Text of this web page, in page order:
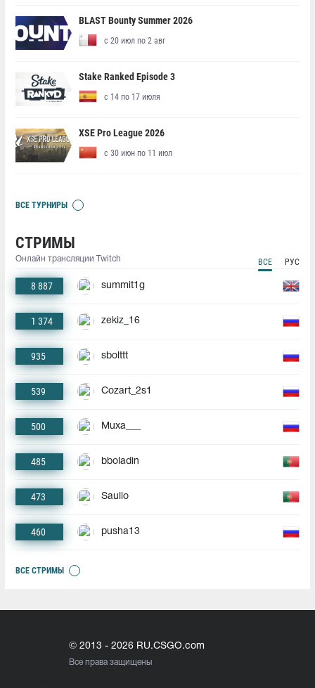
BLAST Bounty Summer 2026
с 20 июл по 2 авг
Stake Ranked Episode 3
с 14 по 17 июля
XSE Pro League 2026
с 30 июн по 11 июл
ВСЕ ТУРНИРЫ
СТРИМЫ
Онлайн трансляции Twitch ВСЕ РУС
8 887 summit1g
1 374 zekiz_16
935 sbolttt
539 Cozart_2s1
500 Muxa___
485 bboladin
473 Saullo
460 pusha13
ВСЕ СТРИМЫ
© 2013 - 2026 RU.CSGO.com
Все права защищены